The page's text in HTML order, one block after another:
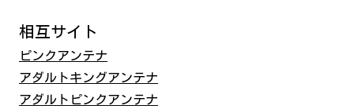
相互サイト
ピンクアンテナ
アダルトキングアンテナ
アダルトピンクアンテナ